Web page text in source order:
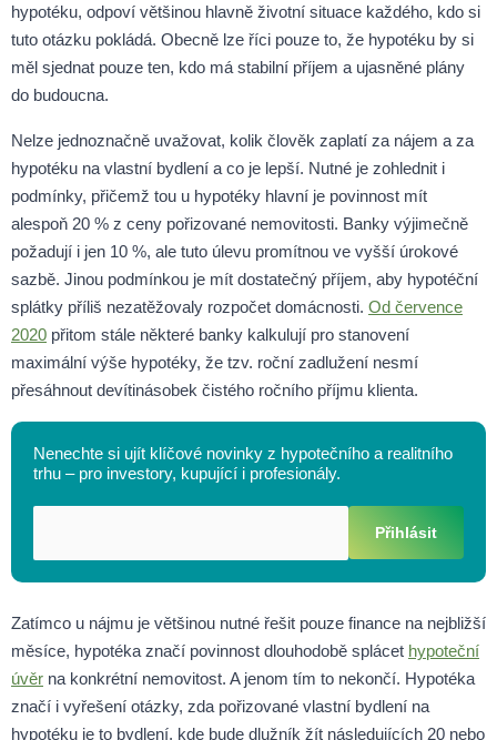
hypotéku, odpoví většinou hlavně životní situace každého, kdo si
tuto otázku pokládá. Obecně lze říci pouze to, že hypotéku by si
měl sjednat pouze ten, kdo má stabilní příjem a ujasněné plány
do budoucna.
Nelze jednoznačně uvažovat, kolik člověk zaplatí za nájem a za
hypotéku na vlastní bydlení a co je lepší. Nutné je zohlednit i
podmínky, přičemž tou u hypotéky hlavní je povinnost mít
alespoň 20 % z ceny pořizované nemovitosti. Banky výjimečně
požadují i jen 10 %, ale tuto úlevu promítnou ve vyšší úrokové
sazbě. Jinou podmínkou je mít dostatečný příjem, aby hypotéční
splátky příliš nezatěžovaly rozpočet domácnosti. Od července
2020 přitom stále některé banky kalkulují pro stanovení
maximální výše hypotéky, že tzv. roční zadlužení nesmí
přesáhnout devítinásobek čistého ročního příjmu klienta.
Nenechte si ujít klíčové novinky z hypotečního a realitního
trhu – pro investory, kupující i profesionály.
Přihlásit
Zatímco u nájmu je většinou nutné řešit pouze finance na nejbližší
měsíce, hypotéka značí povinnost dlouhodobě splácet hypoteční
úvěr na konkrétní nemovitost. A jenom tím to nekončí. Hypotéka
značí i vyřešení otázky, zda pořizované vlastní bydlení na
hypotéku je to bydlení, kde bude dlužník žít následujících 20 nebo